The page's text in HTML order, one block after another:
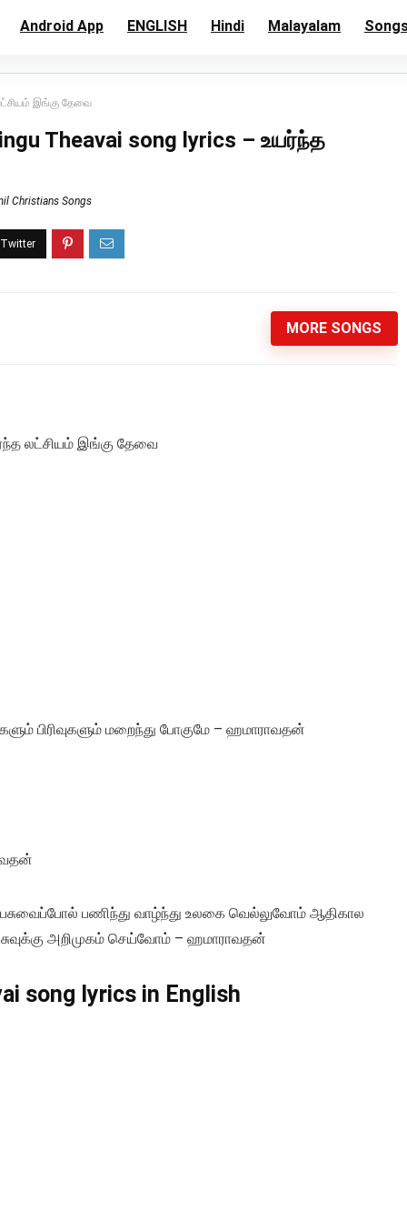
Android App ENGLISH Hindi Malayalam
இங்கு தேவை
Theavai song lyrics – உயர்ந்த
Christians Songs
MORE SONGS
லட்சியம் இங்கு தேவை
பிரிவுகளும் மறைந்து போகுமே – ஹமாராவதன்
பணிந்து வாழ்ந்து உலகை வெல்லுவோம் ஆதிகால
அறிமுகம் செய்வோம் – ஹமாராவதன்
song lyrics in English